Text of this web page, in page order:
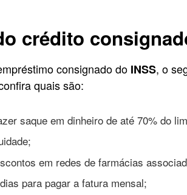
crédito
consignado do INSS, o
quais são:
saque em dinheiro de até 70% do
em redes de farmácias
para pagar a fatura mensal;